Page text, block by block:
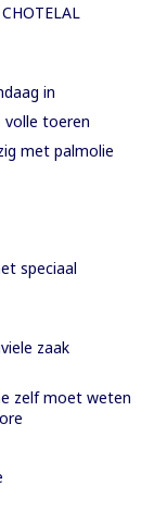
in
volle toeren
met palmolie
speciaal
zaak
zelf moet weten